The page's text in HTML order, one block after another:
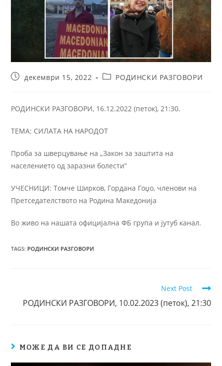
декември 15, 2022 РОДИНСКИ РАЗГОВОРИ
РОДИНСКИ РАЗГОВОРИ, 16.12.2022 (петок), 21:30.
ТЕМA: СИЛАТА НА НАРОДОТ
Проба за шверцување на „Закон за заштита на
населението од заразни болести“
УЧЕСНИЦИ: Томче Ширков, Гордана Гоџо, членови на
Претседателството на Родина Македонија
Во живо на нашата официјална ФБ група и јутуб канал.
TAGS: РОДИНСКИ РАЗГОВОРИ
Next Post
РОДИНСКИ РАЗГОВОРИ, 10.02.2023 (петок), 21:30
МОЖЕ ДА ВИ СЕ ДОПАДНЕ